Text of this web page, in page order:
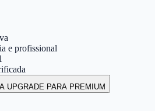
e profissional
UPGRADE PARA PREMIUM